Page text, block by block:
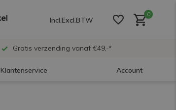
Incl.Excl.BTW
0
Gratis verzending vanaf €49,-*
Klantenservice Account